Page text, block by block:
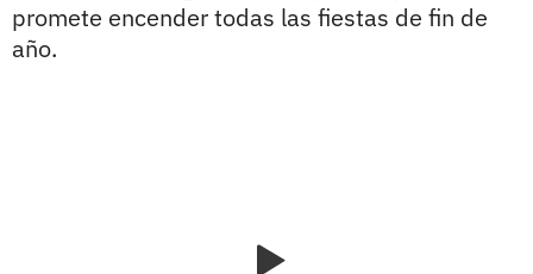
promete encender todas las fiestas de fin de
año.